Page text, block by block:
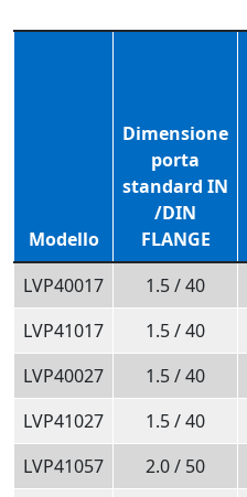
Modello
Dimensione
porta
standard IN
/DIN
FLANGE
LVP40017
1.5 / 40
LVP41017
1.5 / 40
LVP40027
1.5 / 40
LVP41027
1.5 / 40
LVP41057
2.0 / 50